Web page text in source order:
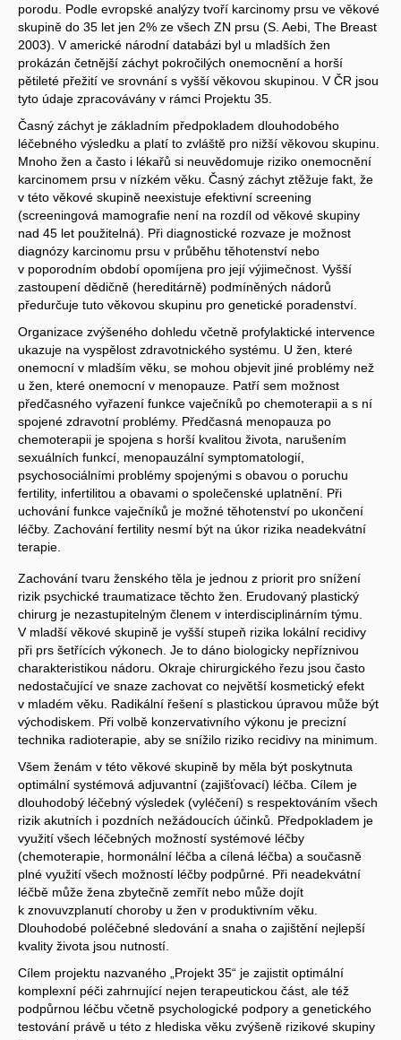
porodu. Podle evropské analýzy tvoří karcinomy prsu ve věkové
skupině do 35 let jen 2% ze všech ZN prsu (S. Aebi, The Breast
2003). V americké národní databázi byl u mladších žen
prokázán četnější záchyt pokročilých onemocnění a horší
pětileté přežití ve srovnání s vyšší věkovou skupinou. V ČR jsou
tyto údaje zpracovávány v rámci Projektu 35.
Časný záchyt je základním předpokladem dlouhodobého
léčebného výsledku a platí to zvláště pro nižší věkovou skupinu.
Mnoho žen a často i lékařů si neuvědomuje riziko onemocnění
karcinomem prsu v nízkém věku. Časný záchyt ztěžuje fakt, že
v této věkové skupině neexistuje efektivní screening
(screeningová mamografie není na rozdíl od věkové skupiny
nad 45 let použitelná). Při diagnostické rozvaze je možnost
diagnózy karcinomu prsu v průběhu těhotenství nebo
v poporodním období opomíjena pro její výjimečnost. Vyšší
zastoupení dědičně (hereditárně) podmíněných nádorů
předurčuje tuto věkovou skupinu pro genetické poradenství.
Organizace zvýšeného dohledu včetně profylaktické intervence
ukazuje na vyspělost zdravotnického systému. U žen, které
onemocní v mladším věku, se mohou objevit jiné problémy než
u žen, které onemocní v menopauze. Patří sem možnost
předčasného vyřazení funkce vaječníků po chemoterapii a s ní
spojené zdravotní problémy. Předčasná menopauza po
chemoterapii je spojena s horší kvalitou života, narušením
sexuálních funkcí, menopauzální symptomatologií,
psychosociálními problémy spojenými s obavou o poruchu
fertility, infertilitou a obavami o společenské uplatnění. Při
uchování funkce vaječníků je možné těhotenství po ukončení
léčby. Zachování fertility nesmí být na úkor rizika neadekvátní
terapie.
Zachování tvaru ženského těla je jednou z priorit pro snížení
rizik psychické traumatizace těchto žen. Erudovaný plastický
chirurg je nezastupitelným členem v interdisciplinárním týmu.
V mladší věkové skupině je vyšší stupeň rizika lokální recidivy
při prs šetřících výkonech. Je to dáno biologicky nepříznivou
charakteristikou nádoru. Okraje chirurgického řezu jsou často
nedostačující ve snaze zachovat co největší kosmetický efekt
v mladém věku. Radikální řešení s plastickou úpravou může být
východiskem. Při volbě konzervativního výkonu je precizní
technika radioterapie, aby se snížilo riziko recidivy na minimum.
Všem ženám v této věkové skupině by měla být poskytnuta
optimální systémová adjuvantní (zajišťovací) léčba. Cílem je
dlouhodobý léčebný výsledek (vyléčení) s respektováním všech
rizik akutních i pozdních nežádoucích účinků. Předpokladem je
využití všech léčebných možností systémové léčby
(chemoterapie, hormonální léčba a cílená léčba) a současně
plné využití všech možností léčby podpůrné. Při neadekvátní
léčbě může žena zbytečně zemřít nebo může dojít
k znovuvzplanutí choroby u žen v produktivním věku.
Dlouhodobé poléčebné sledování a snaha o zajištění nejlepší
kvality života jsou nutností.
Cílem projektu nazvaného „Projekt 35“ je zajistit optimální
komplexní péči zahrnující nejen terapeutickou část, ale též
podpůrnou léčbu včetně psychologické podpory a genetického
testování právě u této z hlediska věku zvýšeně rizikové skupiny